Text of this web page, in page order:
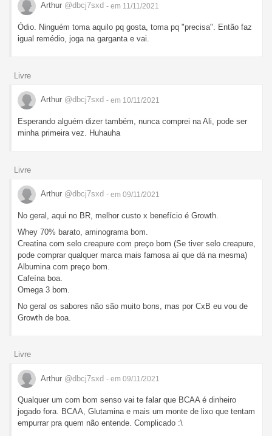
Arthur @dbcj7sxd - em 11/11/2021
Ódio. Ninguém toma aquilo pq gosta, toma pq "precisa". Então faz
igual remédio, joga na garganta e vai.
Livre
Arthur @dbcj7sxd - em 10/11/2021
Esperando alguém dizer também, nunca comprei na Ali, pode ser
minha primeira vez. Huhauha
Livre
Arthur @dbcj7sxd - em 09/11/2021
No geral, aqui no BR, melhor custo x benefício é Growth.
Whey 70% barato, aminograma bom.
Creatina com selo creapure com preço bom (Se tiver selo creapure,
pode comprar qualquer marca mais famosa aí que dá na mesma)
Albumina com preço bom.
Cafeína boa.
Omega 3 bom.
No geral os sabores não são muito bons, mas por CxB eu vou de
Growth de boa.
Livre
Arthur @dbcj7sxd - em 09/11/2021
Qualquer um com bom senso vai te falar que BCAA é dinheiro
jogado fora. BCAA, Glutamina e mais um monte de lixo que tentam
empurrar pra quem não entende. Complicado :\